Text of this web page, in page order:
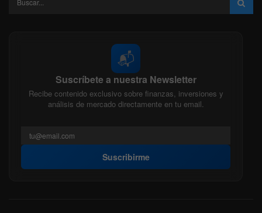
📬
Suscríbete a nuestra Newsletter
Recibe contenido exclusivo sobre finanzas, inversiones y
análisis de mercado directamente en tu email.
Suscribirme